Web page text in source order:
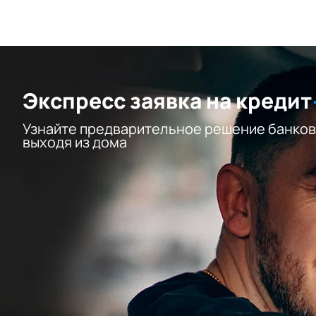
Экспресс заявка на кредит
Узнайте предварительное решение
выходя из дома